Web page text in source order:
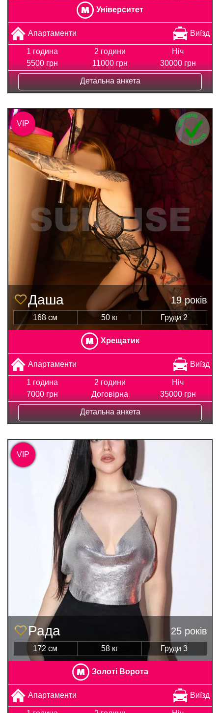
Університет
Апартаменти Виїзд
1 година
5500 грн
2 години
11000 грн
Ніч
30000 грн
Детальна анкета
Даша 19 років
168 см 50 кг Груди 2
Хрещатик
Апартаменти Виїзд
1 година
7000 грн
2 години
Договірна
Ніч
35000 грн
Детальна анкета
VIP
Рада 25 років
172 см 58 кг Груди 3
Золоті Ворота
Апартаменти Виїзд
VIP